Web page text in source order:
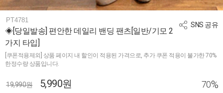
SNS 공유
PT4781
◈[당일발송] 편안한 데일리 밴딩 팬츠[일반/기모 2
가지 타입]
[쿠폰적용제외] 상품 페이지 내 할인이 적용된 가격으로, 추가 쿠폰 적용이 불가한 70%
한정수량 상품입니다.
19,990원 5,990원 70%